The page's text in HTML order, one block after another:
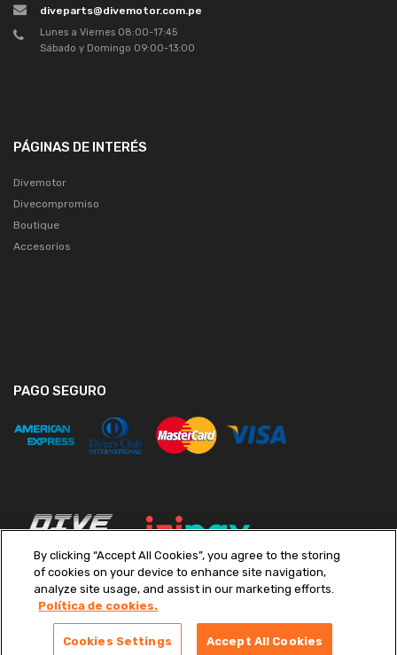
diveparts@divemotor.com.pe
Lunes a Viernes 08:00-17:45
Sábado y Domingo 09:00-13:00
PÁGINAS DE INTERÉS
Divemotor
Divecompromiso
Boutique
Accesorios
PAGO SEGURO
Términos y condiciones
Preferencias de cookies
By clicking “Accept All Cookies”, you agree to the storing
of cookies on your device to enhance site navigation,
analyze site usage, and assist in our marketing efforts.
Política de cookies.
Cookies Settings Accept All Cookies